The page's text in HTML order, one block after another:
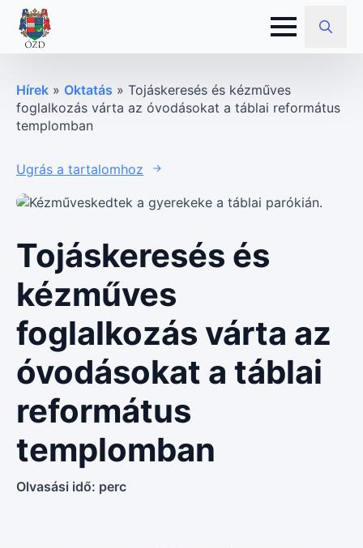
Search
Hírek » Oktatás » Tojáskeresés és kézműves
foglalkozás várta az óvodásokat a táblai református
templomban
Ugrás a tartalomhoz
Tojáskeresés és
kézműves
foglalkozás várta az
óvodásokat a táblai
református
templomban
Olvasási idő: perc